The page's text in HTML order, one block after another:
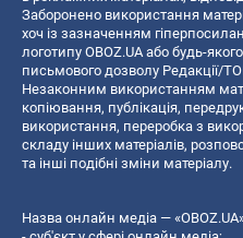
Заборонено використання
хоч із зазначенням
логотипу OBOZ.UA або будь-
письмового дозволу Редакції/
Незаконним використанням
копiювання, публiкацiя,
використання, переробка з
складу інших матеріалів,
та інші подібні зміни матеріалу.
Назва онлайн медіа —